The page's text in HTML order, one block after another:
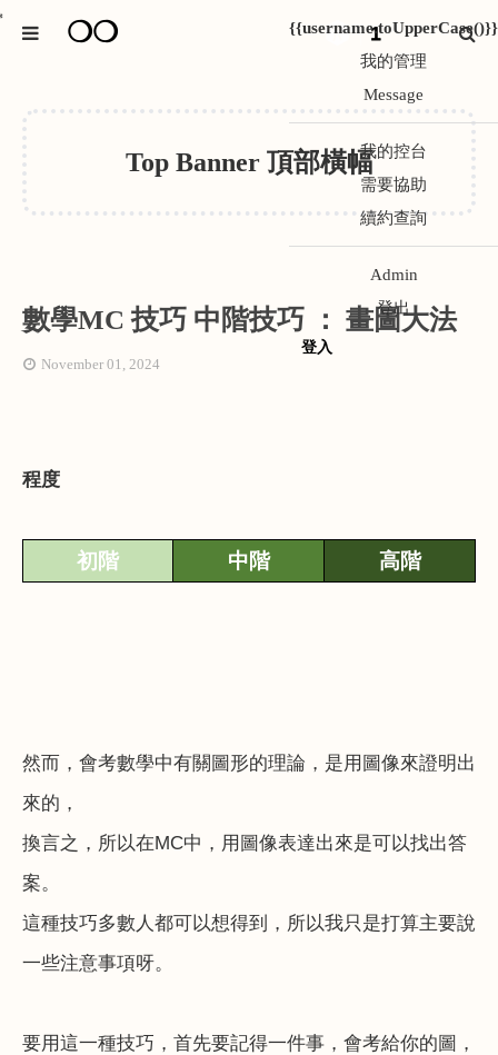
❍❍
{{username.toUpperCase()}}
我的管理
Message
我的控台
需要協助
續約查詢
Admin
登出
登入
1
Top Banner 頂部橫幅
數學MC 技巧 中階技巧 ： 畫圖大法
November 01, 2024
程度
初 階 中階 高階
然而，會考數學中有關圖形的理論，是用圖像來證明出
來的，
換言之，所以在MC中，用圖像表達出來是可以找出答
案。
這種技巧多數人都可以想得到，所以我只是打算主要說
一些注意事項呀。
要用這一種技巧，首先要記得一件事，會考給你的圖，